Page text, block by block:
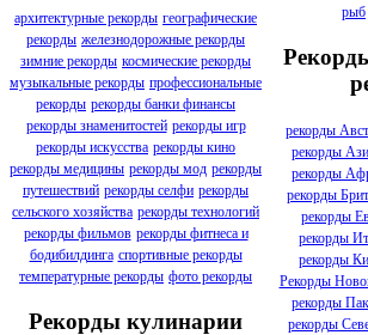
архитектурные рекорды географические
рекорды железнодорожные рекорды
зимние рекорды космические рекорды
музыкальные рекорды профессиональные
рекорды рекорды банки финансы
рекорды знаменитостей рекорды игр
рекорды искусства рекорды кино
рекорды медицины рекорды мод рекорды
путешествий рекорды селфи рекорды
сельского хозяйства рекорды технологий
рекорды фильмов рекорды фитнеса и
бодибилдинга спортивные рекорды
температурные рекорды фото рекорды
Рекорды кулинарии
рыб
рекорды
рекорды
рекорды
рекорды
рекорды
рекорды
рекорды
Рекорды
рекорды
рекорды